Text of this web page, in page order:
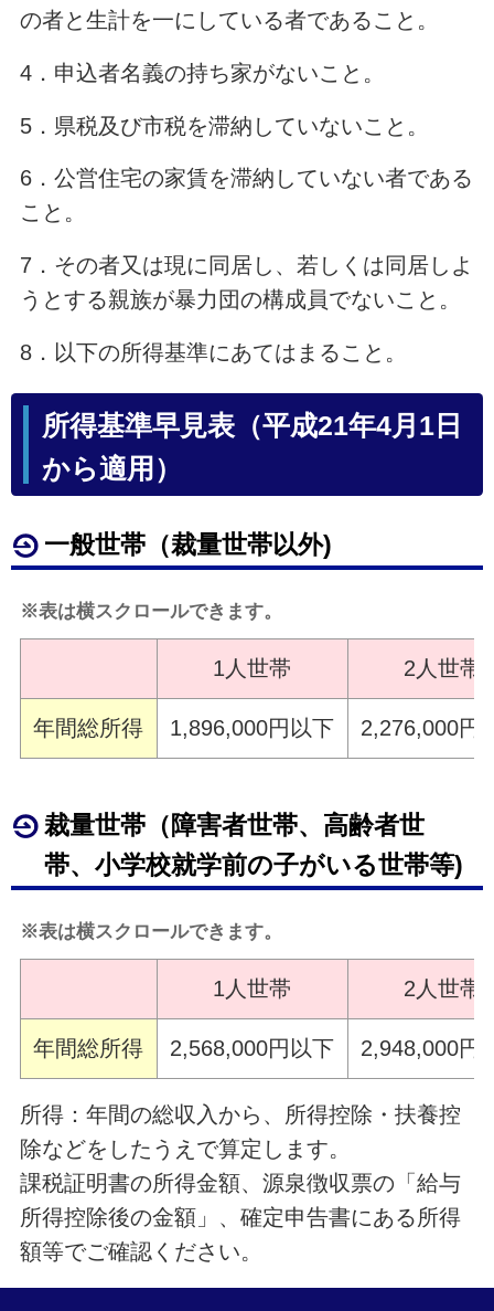
の者と生計を一にしている者であること。
4．申込者名義の持ち家がないこと。
5．県税及び市税を滞納していないこと。
6．公営住宅の家賃を滞納していない者である
こと。
7．その者又は現に同居し、若しくは同居しよ
うとする親族が暴力団の構成員でないこと。
8．以下の所得基準にあてはまること。
所得基準早見表（平成21年4月1日
から適用）
一般世帯（裁量世帯以外)
※表は横スクロールできます。
1人世帯 2人世帯
年間総所得 1,896,000円以下 2,276,000円
裁量世帯（障害者世帯、高齢者世
帯、小学校就学前の子がいる世帯等)
※表は横スクロールできます。
1人世帯 2人世帯
年間総所得 2,568,000円以下 2,948,000円
所得：年間の総収入から、所得控除・扶養控
除などをしたうえで算定します。
課税証明書の所得金額、源泉徴収票の「給与
所得控除後の金額」、確定申告書にある所得
額等でご確認ください。